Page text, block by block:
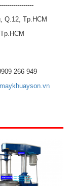
Q.12, Tp.HCM
266 949